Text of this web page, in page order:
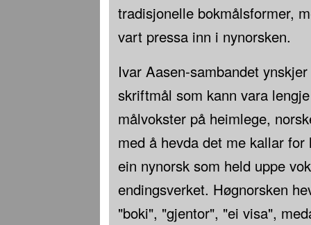
tradisjonelle bokmålsformer,
vart pressa inn i nynorsken.
Ivar Aasen-sambandet
skriftmål som kann vara
målvokster på heimlege,
med å hevda det me kallar
ein nynorsk som held uppe
endingsverket. Høgnorsken
"boki", "gjentor", "ei visa",